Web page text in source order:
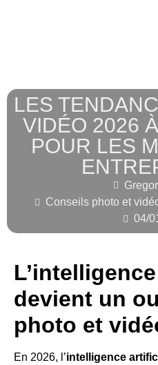
LES
VIDÉO 2026
POUR LES
Conseils photo et
04/
devient un
photo et
En 2026, l’intelligence